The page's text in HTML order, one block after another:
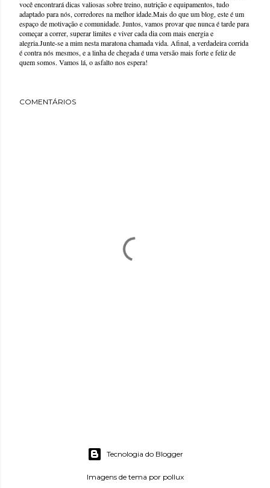
você encontrará dicas valiosas sobre treino, nutrição e equipamentos, tudo
adaptado para nós, corredores na melhor idade.Mais do que um blog, este é um
espaço de motivação e comunidade. Juntos, vamos provar que nunca é tarde para
começar a correr, superar limites e viver cada dia com mais energia e
alegria.Junte-se a mim nesta maratona chamada vida. Afinal, a verdadeira corrida
é contra nós mesmos, e a linha de chegada é uma versão mais forte e feliz de
quem somos. Vamos lá, o asfalto nos espera!
COMENTÁRIOS
Tecnologia do Blogger
Imagens de tema por pollux